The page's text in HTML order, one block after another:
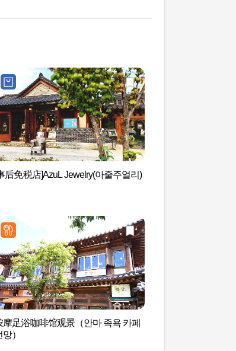
后免税店]AzuL Jewelry(아줄주얼리)
摩足浴咖啡馆观景（안마 족욕 카페
망）